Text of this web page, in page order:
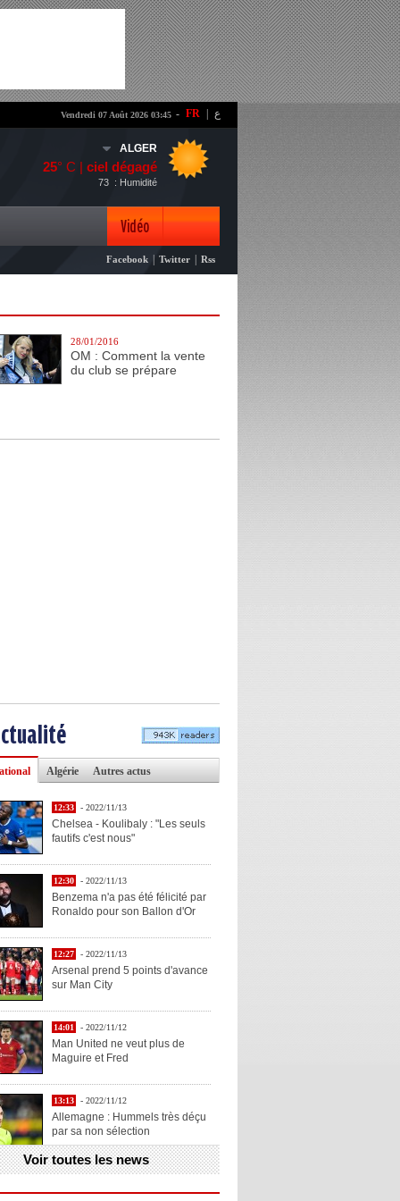
- FR ع Vendredi 07 Août 2026 03:45
ALGER
25° C | ciel dégagé
: Humidité
73
Vidéo
Photo
Facebook Twitter Rss
28/01/2016
OM : Comment la vente
du club se prépare
Algérie Autres actus
12:33 - 2022/11/13
Chelsea - Koulibaly : "Les seuls
fautifs c'est nous"
12:30 - 2022/11/13
Benzema n'a pas été félicité par
Ronaldo pour son Ballon d'Or
12:27 - 2022/11/13
Arsenal prend 5 points d'avance
sur Man City
14:01 - 2022/11/12
Man United ne veut plus de
Maguire et Fred
13:13 - 2022/11/12
Allemagne : Hummels très déçu
par sa non sélection
13:11 - 2022/11/12
Henry explique la chose qu'il
Voir toutes les news